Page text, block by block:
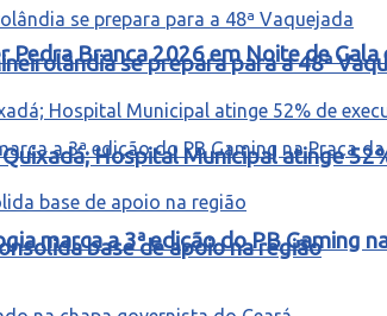
Pedra Branca 2026 em Noite de
marca a 3ª edição do PB Gaming
se prepara para a 48ª
Hospital Municipal atinge
base de apoio na região